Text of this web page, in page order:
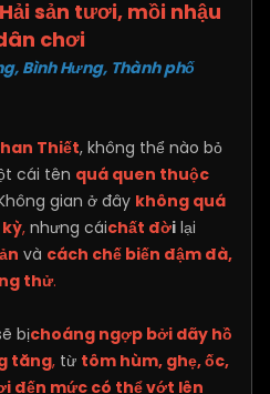
sản tươi, mồi nhậu
chơi
Bình Hưng, Thành phố
Thiết, không thể nào bỏ
cái tên quá quen thuộc
gian ở đây không quá
, nhưng cáichất đời lại
và cách chế biến đậm đà,
thử.
bịchoáng ngợp bởi dãy hồ
tăng, từ tôm hùm, ghẹ, ốc,
đến mức có thể vớt lên